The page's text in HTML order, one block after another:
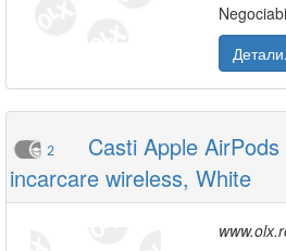
2
Casti Apple
incarcare wireless, White